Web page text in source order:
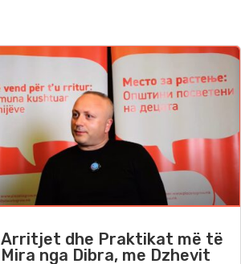
Arritjet dhe Praktikat më të
Mira nga Dibra, me Dzhevit